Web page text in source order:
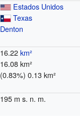
Estados Unidos
Texas
Denton
16.22km²
16.08 km²
(0.83%) 0.13 km²
195 m s. n. m.